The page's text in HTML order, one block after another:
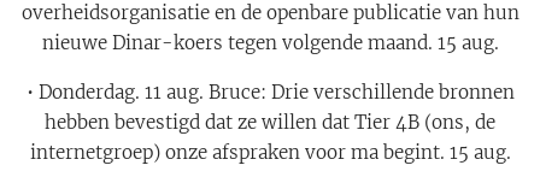
overheidsorganisatie en de openbare publicatie van hun
nieuwe Dinar-koers tegen volgende maand. 15 aug.
• Donderdag. 11 aug. Bruce: Drie verschillende bronnen
hebben bevestigd dat ze willen dat Tier 4B (ons, de
internetgroep) onze afspraken voor ma begint. 15 aug.